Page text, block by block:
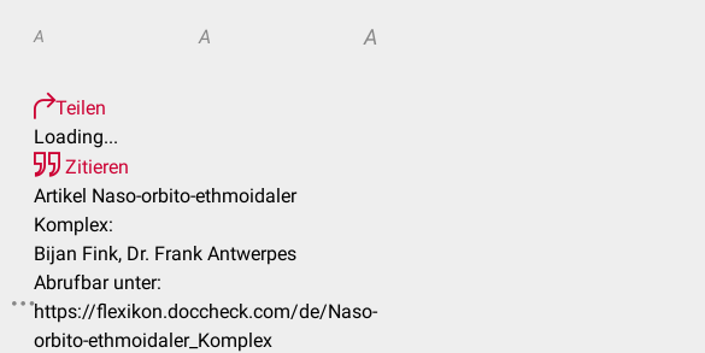
A A A
Teilen
Loading...
Zitieren
Artikel Naso-orbito-ethmoidaler
Komplex:
Bijan Fink, Dr. Frank Antwerpes
Abrufbar unter:
https://flexikon.doccheck.com/de/Naso-
orbito-ethmoidaler_Komplex